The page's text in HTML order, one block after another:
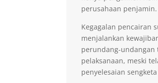
perusahaan penjamin.
Kegagalan pencairan
menjalankan
perundang-undangan
pelaksanaan, meski
penyelesaian